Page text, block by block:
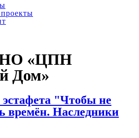
«ЦПН
Дом»
"Чтобы не
времён. Наследники